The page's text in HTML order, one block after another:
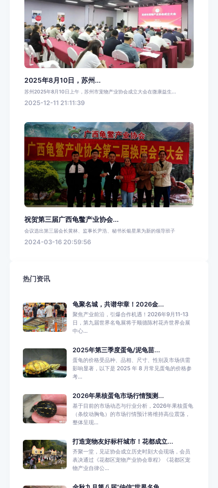
2025年8月10日，苏州...
苏州2025年8月10日上午，苏州市宠物产业协会成立大会在微康益生...
2025-12-11 21:11:39
祝贺第三届广西龟鳖产业协会...
会议选出第三届会长黄林、监事长尹浩、秘书长银星果为新的领导班子
2024-03-16 20:59:56
热门资讯
龟聚名城，共谱华章！2026金...
聚焦产业前沿，引爆合作机遇！2026年9月11-13
日，第九届世界名龟展将于顺德陈村花卉世界会展
中心...
2025年第三季度蛋龟/泥龟苗...
蛋龟的价格受品种、品相、尺寸、性别及市场供需
影响显著，以下是 2025 年 8 月常见蛋龟的价格参
考...
2026年果核蛋龟市场行情预测...
基于目前的市场动态与行业分析，2026年果核蛋龟
（条纹动胸龟）的市场行情预计将维持高位震荡，
整体呈现...
打造宠物友好标杆城市！花都成立...
齐聚一堂，见证协会成立历史时刻大会现场，会员
表决通过《花都区宠物产业协会章程》《花都区宠
物产业自律公...